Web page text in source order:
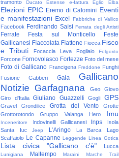
tramonto
Ducato Estense e-fattura Eglio Elba
Elezioni EPIC Eremo di Calomini Eventi
e manifestazioni Excel Fabbriche di Vallico
Facebook Ferdinando Saisi Ferrata degli Artisti
Ferrate Festa sul Monticello
Feste
Gallicanesi Fiaccolata Fiattone Fiocca Fisco
e Tributi
Focaccia Leva Fogliaio Folgorito
Forcone Fornovolasco Fortezze Foto del mese
Foto di Gallicano Francigena Freddone Funghi
Fusione
Gabberi Gaia
Gallicano
Notizie Garfagnana Geo
Giovo
Giro d'Italia
Giuliano Guazzelli Gogli GPS
Gravel Grondilice Grotta del Vento
Grotte
Grottorotondo
Gruppo Valanga Hero Imu
Inceneritore Indovinelli Gallicanesi Inps
Isola
Santa
Iuc Jeep L'Aringo La Barca
Lago
Scaffaiolo Le Capanne Leggende Linea Gotica
Lista civica "Gallicano c'è" Lucca
Lunigiana Maltempo Maraini Marche Trail